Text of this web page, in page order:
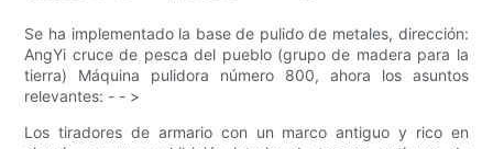
Se ha implementado la base de pulido de metales, dirección:
AngYi cruce de pesca del pueblo (grupo de madera para la
tierra) Máquina pulidora número 800, ahora los asuntos
relevantes: - - >
Los tiradores de armario con un marco antiguo y rico en